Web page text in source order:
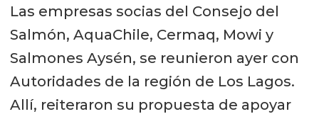
Las empresas socias del Consejo del
Salmón, AquaChile, Cermaq, Mowi y
Salmones Aysén, se reunieron ayer con
Autoridades de la región de Los Lagos.
Allí, reiteraron su propuesta de apoyar